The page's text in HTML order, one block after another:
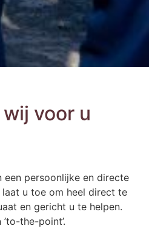
voor u
een persoonlijke en directe
u toe om heel direct te
en gericht u te helpen.
’to-the-point’.